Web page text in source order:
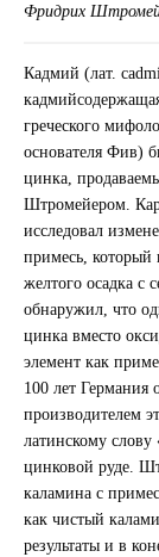
Фридрих
Кадмий (лат.
греческого
основателя Фив)
цинка,
Штромейером.
исследовал
примесь, который
желтого осадка с
обнаружил, что
цинка вместо
элемент как
100 лет Германия
производителем
латинскому
цинковой руде.
каламина с
как чистый
результаты и в